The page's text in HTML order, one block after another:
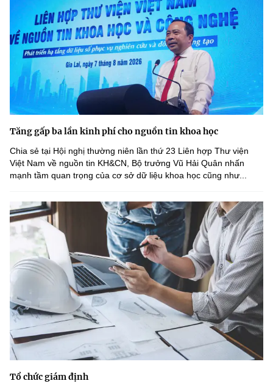
Tăng gấp ba lần kinh phí cho nguồn tin khoa học
Chia sẻ tại Hội nghị thường niên lần thứ 23 Liên hợp Thư viện
Việt Nam về nguồn tin KH&CN, Bộ trưởng Vũ Hải Quân nhấn
mạnh tầm quan trọng của cơ sở dữ liệu khoa học cũng như...
Tổ chức giám định